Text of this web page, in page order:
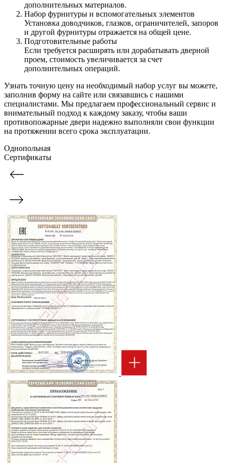
дополнительных материалов.
Набор фурнитуры и вспомогательных элементов
Установка доводчиков, глазков, ограничителей, запоров
и другой фурнитуры отражается на общей цене.
Подготовительные работы
Если требуется расширять или дорабатывать дверной
проем, стоимость увеличивается за счет
дополнительных операций.
Узнать точную цену на необходимый набор услуг вы можете,
заполнив форму на сайте или связавшись с нашими
специалистами. Мы предлагаем профессиональный сервис и
внимательный подход к каждому заказу, чтобы ваши
противопожарные двери надежно выполняли свои функции
на протяжении всего срока эксплуатации.
Однопольная
Сертификаты